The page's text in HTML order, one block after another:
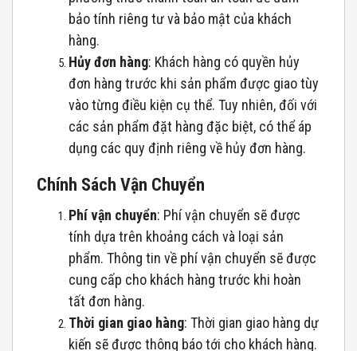
bảo tính riêng tư và bảo mật của khách
hàng.
Hủy đơn hàng: Khách hàng có quyền hủy
đơn hàng trước khi sản phẩm được giao tùy
vào từng điều kiện cụ thể. Tuy nhiên, đối với
các sản phẩm đặt hàng đặc biệt, có thể áp
dụng các quy định riêng về hủy đơn hàng.
Chính Sách Vận Chuyển
Phí vận chuyển: Phí vận chuyển sẽ được
tính dựa trên khoảng cách và loại sản
phẩm. Thông tin về phí vận chuyển sẽ được
cung cấp cho khách hàng trước khi hoàn
tất đơn hàng.
Thời gian giao hàng: Thời gian giao hàng dự
kiến sẽ được thông báo tới cho khách hàng.